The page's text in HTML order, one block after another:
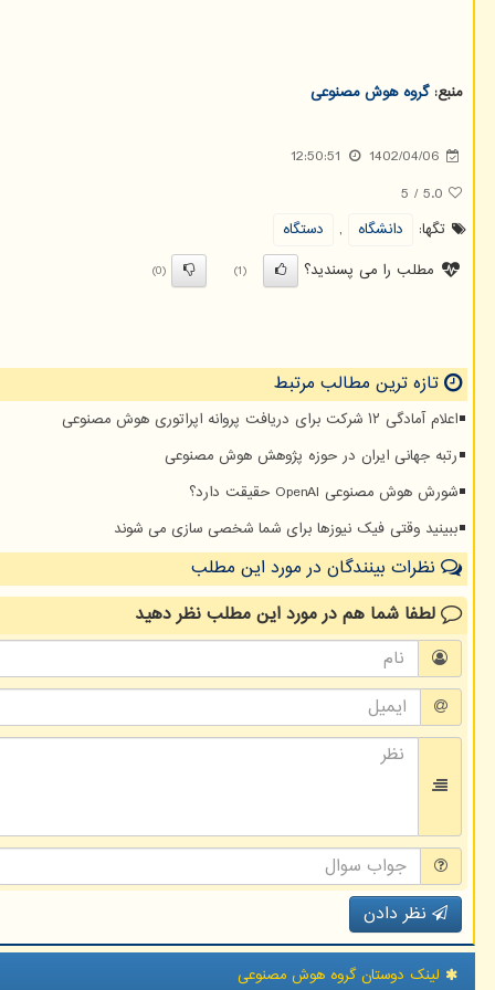
منبع:گروه هوش مصنوعی
1402/04/06
12:50:51
5.0
/
5
تگها:
دانشگاه ,
دستگاه
مطلب را می پسندید؟
(1)
(0)
تازه ترین مطالب مرتبط
اعلام آمادگی ۱۲ شرکت برای دریافت پروانه اپراتوری هوش مصنوعی
رتبه جهانی ایران در حوزه پژوهش هوش مصنوعی
شورش هوش مصنوعی OpenAI حقیقت دارد؟
ببینید وقتی فیک نیوزها برای شما شخصی سازی می شوند
نظرات بینندگان در مورد این مطلب
لطفا شما همدر مورد این مطلبنظر دهید
نظر دادن
لینک دوستان گروه هوش مصنوعی